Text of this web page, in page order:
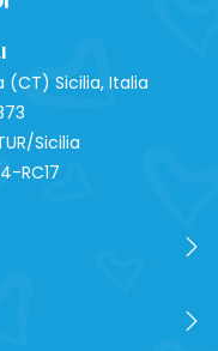
(CT) Sicilia, Italia
Sicilia
RC17